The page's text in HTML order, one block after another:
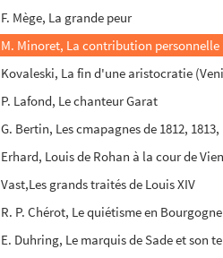
F. Mège, La grande peur
M. Minoret, La contribution
Kovaleski, La fin d'une aristocratie
P. Lafond, Le chanteur Garat
G. Bertin, Les cmapagnes de 1812, 1813,
Erhard, Louis de Rohan à la cour de
Vast,Les grands traités de Louis XIV
R. P. Chérot, Le quiétisme en Bourgogne
E. Duhring, Le marquis de Sade et son